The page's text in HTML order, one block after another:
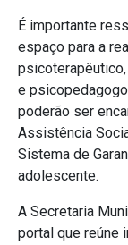
É importante
espaço para a
e
poderão ser
Assistência
Sistema de
adolescente.
A Secretaria
portal que reúne